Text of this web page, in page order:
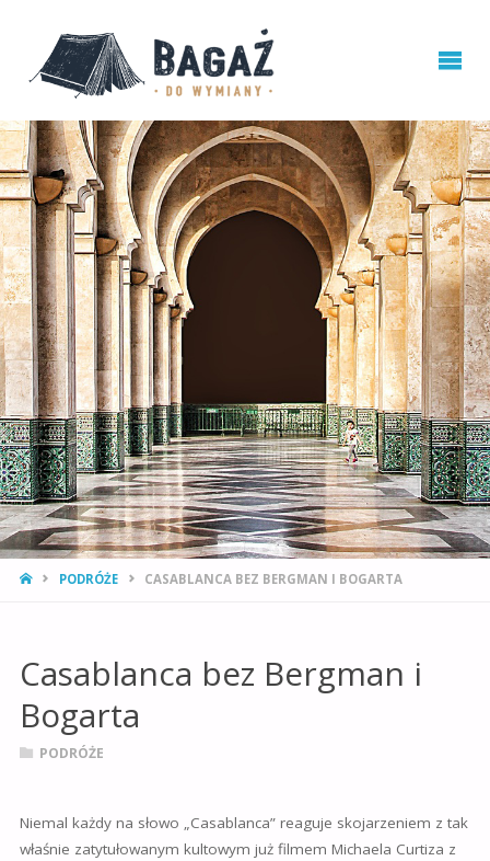
STRONA
PODRÓŻE CASABLANCA BEZ BERGMAN I BOGARTA
Casablanca bez Bergman i
Bogarta
PODRÓŻE
Niemal każdy na słowo „Casablanca” reaguje skojarzeniem z tak
właśnie zatytułowanym kultowym już filmem Michaela Curtiza z